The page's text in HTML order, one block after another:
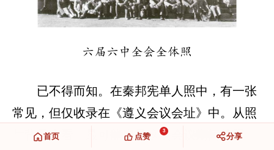
六届六中全会全体照
已不得而知。在秦邦宪单人照中，有一张
常见，但仅收录在《遵义会议会址》中。从照
片背景上看，最可能也是这次会议期间的照
首页
3
点赞 分享